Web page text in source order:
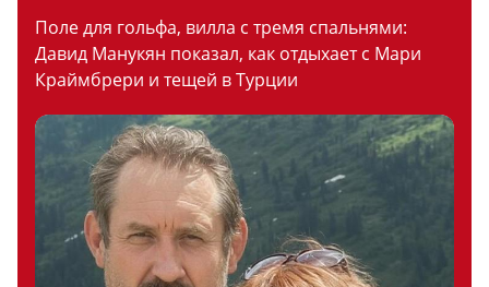
Поле для гольфа, вилла с тремя спальнями:
Давид Манукян показал, как отдыхает с Мари
Краймбрери и тещей в Турции